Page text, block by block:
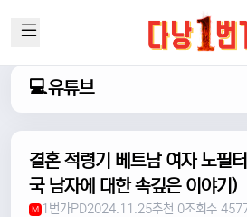
💻유튜브
결혼 적령기 베트남 여자 노필
국 남자에 대한 속깊은 이야기)
M 1번가PD2024.11.25추천 0조회수